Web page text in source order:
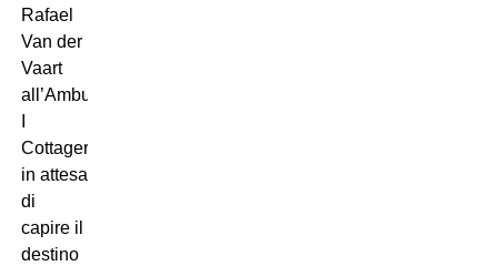
Rafael
Van der
Vaart
all’Amburgo.
Cottagers,
in attesa
di
capire il
destino